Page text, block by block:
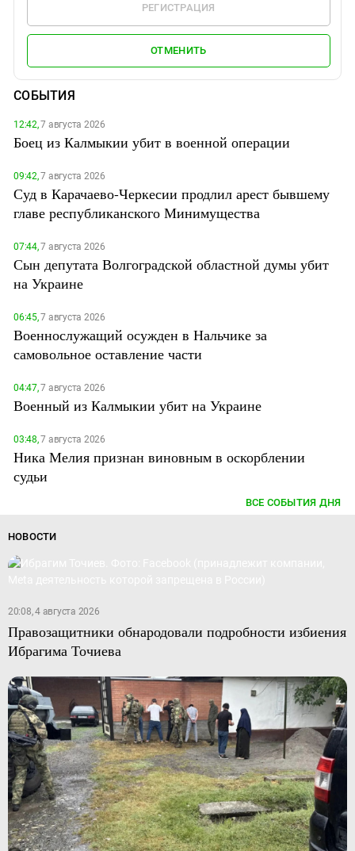
РЕГИСТРАЦИЯ
ОТМЕНИТЬ
СОБЫТИЯ
12:42,7 августа 2026
Боец из Калмыкии убит в военной операции
09:42,7 августа 2026
Суд в Карачаево-Черкесии продлил арест бывшему
главе республиканского Минимущества
07:44,7 августа 2026
Сын депутата Волгоградской областной думы убит
на Украине
06:45,7 августа 2026
Военнослужащий осужден в Нальчике за
самовольное оставление части
04:47,7 августа 2026
Военный из Калмыкии убит на Украине
03:48,7 августа 2026
Ника Мелия признан виновным в оскорблении
судьи
ВСЕ СОБЫТИЯ ДНЯ
НОВОСТИ
20:08, 4 августа 2026
Правозащитники обнародовали подробности избиения
Ибрагима Точиева